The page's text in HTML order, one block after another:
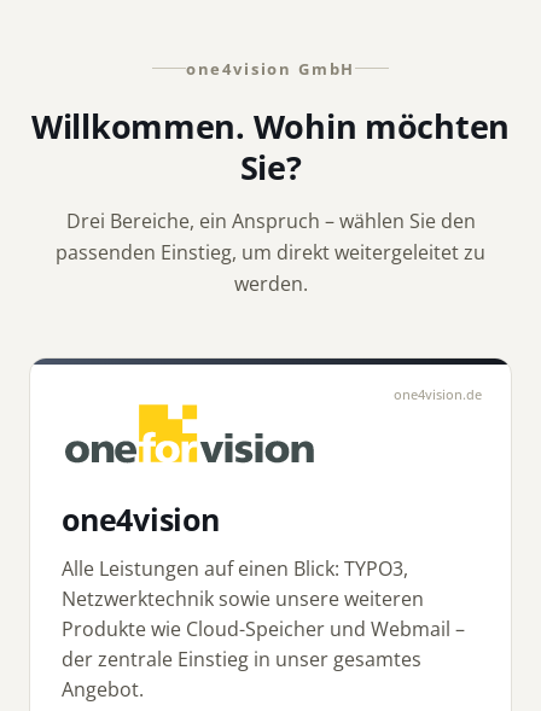
one4vision GmbH
Willkommen. Wohin möchten
Sie?
Drei Bereiche, ein Anspruch – wählen Sie den
passenden Einstieg, um direkt weitergeleitet zu
werden.
one4vision.de
one4vision
Alle Leistungen auf einen Blick: TYPO3,
Netzwerktechnik sowie unsere weiteren
Produkte wie Cloud-Speicher und Webmail –
der zentrale Einstieg in unser gesamtes
Angebot.